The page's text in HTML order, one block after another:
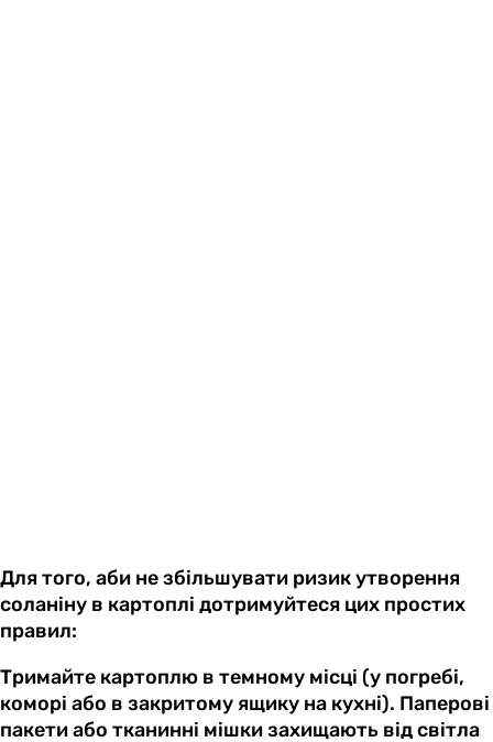
Для того, аби не збільшувати ризик утворення
соланіну в картоплі дотримуйтеся цих простих
правил:
Тримайте картоплю в темному місці (у погребі,
коморі або в закритому ящику на кухні). Паперові
пакети або тканинні мішки захищають від світла